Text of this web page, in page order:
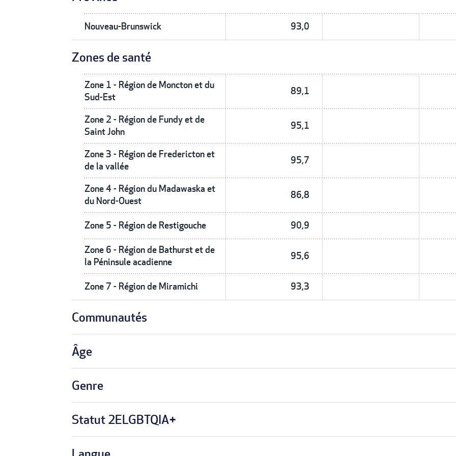
Nouveau-Brunswick 93,0
Zones de santé
Zone 1 - Région de Moncton et du
Sud-Est
89,1
Zone 2 - Région de Fundy et de
Saint John
95,1
Zone 3 - Région de Fredericton et
de la vallée
95,7
Zone 4 - Région du Madawaska et
du Nord-Ouest
86,8
Zone 5 - Région de Restigouche 90,9
Zone 6 - Région de Bathurst et de
la Péninsule acadienne
95,6
Zone 7 - Région de Miramichi 93,3
Communautés
Âge
Genre
Statut 2ELGBTQIA+